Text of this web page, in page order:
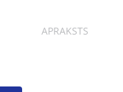
APRAKSTS